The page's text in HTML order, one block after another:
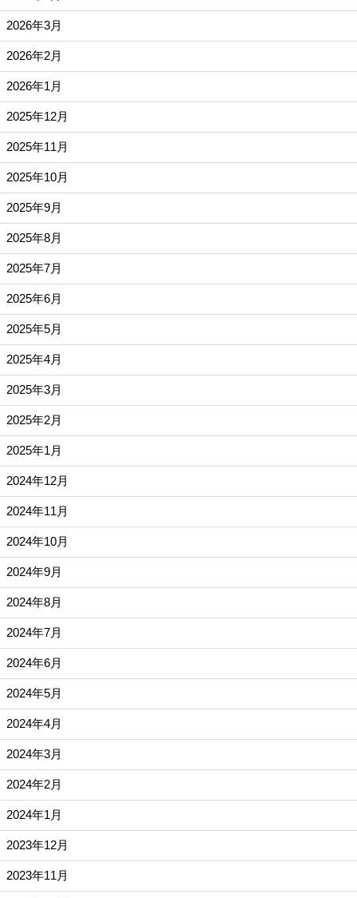
2026年3月
2026年2月
2026年1月
2025年12月
2025年11月
2025年10月
2025年9月
2025年8月
2025年7月
2025年6月
2025年5月
2025年4月
2025年3月
2025年2月
2025年1月
2024年12月
2024年11月
2024年10月
2024年9月
2024年8月
2024年7月
2024年6月
2024年5月
2024年4月
2024年3月
2024年2月
2024年1月
2023年12月
2023年11月